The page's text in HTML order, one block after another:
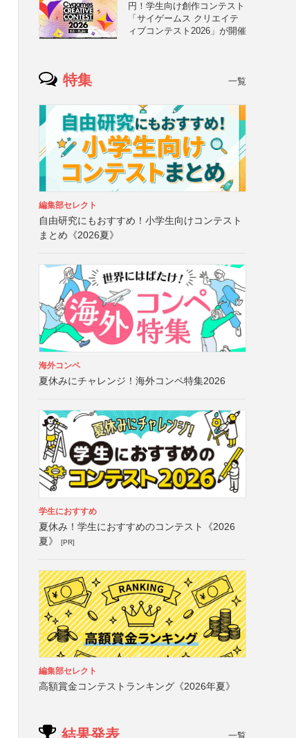
円！学生向け創作コンテスト
「サイゲームス クリエイテ
ィブコンテスト2026」が開催
特集 一覧
編集部セレクト
自由研究にもおすすめ！小学生向けコンテスト
まとめ《2026夏》
海外コンペ
夏休みにチャレンジ！海外コンペ特集2026
学生におすすめ
夏休み！学生におすすめのコンテスト《2026
夏》
[PR]
編集部セレクト
高額賞金コンテストランキング《2026年夏》
結果発表 一覧